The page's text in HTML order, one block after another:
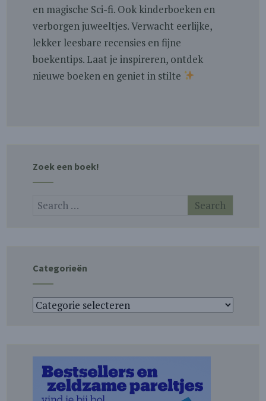
en magische Sci-fi. Ook kinderboeken en
verborgen juweeltjes. Verwacht eerlijke,
lekker leesbare recensies en fijne
boekentips. Laat je inspireren, ontdek
nieuwe boeken en geniet in stilte
Zoek een boek!
Categorieën
Categorieën